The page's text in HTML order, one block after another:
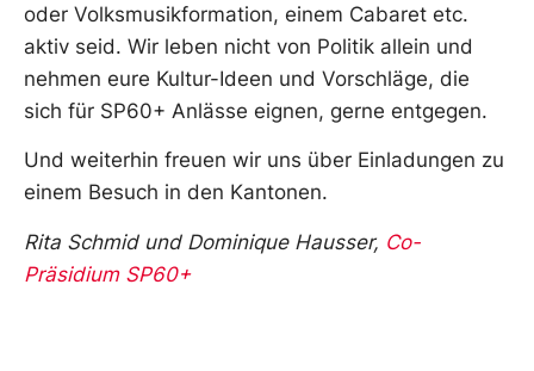
oder Volksmusikformation, einem Cabaret etc.
aktiv seid. Wir leben nicht von Politik allein und
nehmen eure Kultur-Ideen und Vorschläge, die
sich für SP60+ Anlässe eignen, gerne entgegen.
Und weiterhin freuen wir uns über Einladungen zu
einem Besuch in den Kantonen.
Rita Schmid und Dominique Hausser, Co-
Präsidium SP60+